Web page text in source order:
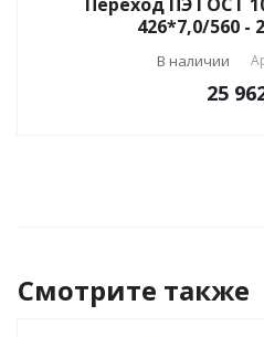
426*7,0/560 -
В наличии
25
Смотрите также